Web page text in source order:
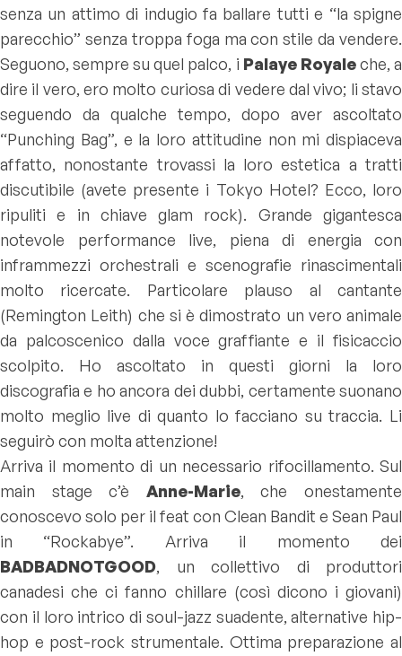
senza un attimo di indugio fa ballare tutti e “la spigne
parecchio” senza troppa foga ma con stile da vendere.
Seguono, sempre su quel palco, i Palaye Royaleche, a
dire il vero, ero molto curiosa di vedere dal vivo; li stavo
seguendo da qualche tempo, dopo aver ascoltato
“Punching Bag”, e la loro attitudine non mi dispiaceva
affatto, nonostante trovassi la loro estetica a tratti
discutibile (avete presente i Tokyo Hotel? Ecco, loro
ripuliti e in chiave glam rock). Grande gigantesca
notevole performance live, piena di energia con
inframmezzi orchestrali e scenografie rinascimentali
molto ricercate. Particolare plauso al cantante
(Remington Leith) che si è dimostrato un vero animale
da palcoscenico dalla voce graffiante e il fisicaccio
scolpito. Ho ascoltato in questi giorni la loro
discografia e ho ancora dei dubbi, certamente suonano
molto meglio live di quanto lo facciano su traccia. Li
seguirò con molta attenzione!
Arriva il momento di un necessario rifocillamento. Sul
main stage c’è Anne-Marie, che onestamente
conoscevo solo per il feat con Clean Bandit e Sean Paul
in “Rockabye”. Arriva il momento dei
BADBADNOTGOOD, un collettivo di produttori
canadesi che ci fanno chillare (così dicono i giovani)
con il loro intrico di soul-jazz suadente, alternative hip-
hop e post-rock strumentale. Ottima preparazione al